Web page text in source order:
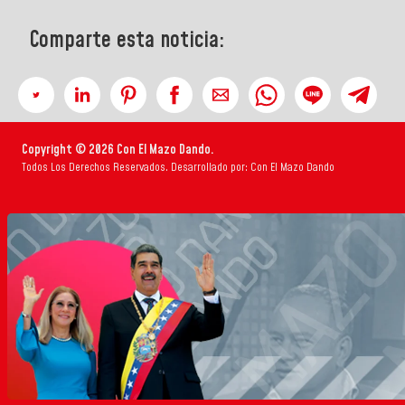
Comparte esta noticia:
Copyright © 2026 Con El Mazo Dando.
Todos Los Derechos Reservados. Desarrollado por: Con El Mazo Dando